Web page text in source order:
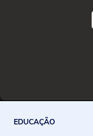
EDUCAÇÃO